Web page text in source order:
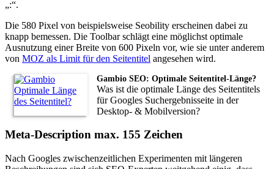
„:“.
Die 580 Pixel von beispielsweise Seobility erscheinen dabei zu
knapp bemessen. Die Toolbar schlägt eine möglichst optimale
Ausnutzung einer Breite von 600 Pixeln vor, wie sie unter anderem
von MOZ als Limit für den Seitentitel angesehen wird.
Gambio SEO: Optimale Seitentitel-Länge?
Was ist die optimale Länge des Seitentitels
für Googles Suchergebnisseite in der
Desktop- & Mobilversion?
Meta-Description max. 155 Zeichen
Nach Googles zwischenzeitlichen Experimenten mit längeren